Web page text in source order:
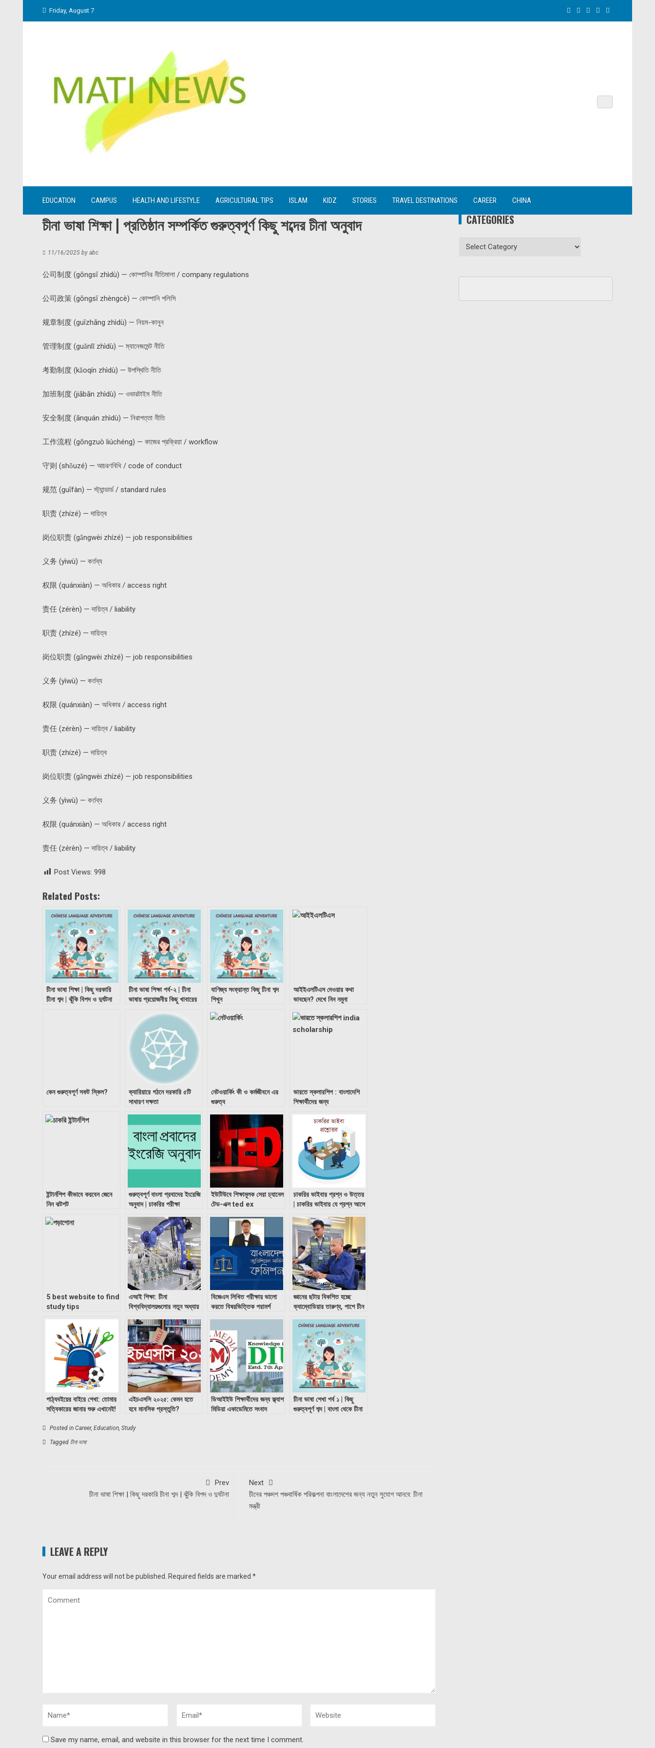
Friday, August 7
EDUCATION CAMPUS HEALTH AND LIFESTYLE AGRICULTURAL TIPS ISLAM KIDZ STORIES TRAVEL DESTINATIONS CAREER CHINA
চীনা ভাষা শিক্ষা | প্রতিষ্ঠান সম্পর্কিত গুরুত্বপূর্ণ কিছু শব্দের চীনা অনুবাদ
11/16/2025 by abc
公司制度 (gōngsī zhìdù) — কোম্পানির নীতিমালা / company regulations
公司政策 (gōngsī zhèngcè) — কোম্পানি পলিসি
规章制度 (guīzhāng zhìdù) — নিয়ম-কানুন
管理制度 (guǎnlǐ zhìdù) — ম্যানেজমেন্ট নীতি
考勤制度 (kǎoqín zhìdù) — উপস্থিতি নীতি
加班制度 (jiābān zhìdù) — ওভারটাইম নীতি
安全制度 (ānquán zhìdù) — নিরাপত্তা নীতি
工作流程 (gōngzuò liúchéng) — কাজের প্রক্রিয়া / workflow
守则 (shǒuzé) — আচরণবিধি / code of conduct
规范 (guīfàn) — স্ট্যান্ডার্ড / standard rules
职责 (zhízé) — দায়িত্ব
岗位职责 (gǎngwèi zhízé) — job responsibilities
义务 (yìwù) — কর্তব্য
权限 (quánxiàn) — অধিকার / access right
责任 (zérèn) — দায়িত্ব / liability
职责 (zhízé) — দায়িত্ব
岗位职责 (gǎngwèi zhízé) — job responsibilities
义务 (yìwù) — কর্তব্য
权限 (quánxiàn) — অধিকার / access right
责任 (zérèn) — দায়িত্ব / liability
职责 (zhízé) — দায়িত্ব
岗位职责 (gǎngwèi zhízé) — job responsibilities
义务 (yìwù) — কর্তব্য
权限 (quánxiàn) — অধিকার / access right
责任 (zérèn) — দায়িত্ব / liability
Post Views: 998
Related Posts:
চীনা ভাষা শিক্ষা | কিছু দরকারি
চীনা শব্দ | ঝুঁকি বিপদ ও দুর্ঘটনা
চীনা ভাষা শিক্ষা পর্ব-২ | চীনা
ভাষায় প্রয়োজনীয় কিছু খাবারের
বাণিজ্য সংক্রান্ত কিছু চীনা শব্দ
শিখুন
আইইএলটিএস দেওয়ার কথা
ভাবছেন? দেখে নিন নমুনা
কেন গুরুত্বপূর্ণ সফট স্কিল?
ক্যারিয়ারে গঠনে দরকারি ৫টি
সাধারণ দক্ষতা
নেটওয়ার্কিং কী ও কর্মজীবনে এর
গুরুত্ব
ভারতে স্কলারশিপ : বাংলাদেশি
শিক্ষার্থীদের জন্য
ইন্টার্নশিপ কীভাবে করবেন জেনে
নিন ঝটপট
গুরুত্বপূর্ণ বাংলা প্রবাদের ইংরেজি
অনুবাদ | চাকরির পরীক্ষা
ইউটিউবে শিক্ষামূলক সেরা চ্যানেল
টেড-এক্স ted ex
চাকরির ভাইবার প্রশ্ন ও উত্তর
| চাকরির ভাইবায় যে প্রশ্ন আসে
5 best website to find
study tips
এআই শিক্ষা: চীনা
বিশ্ববিদ্যালয়গুলোর নতুন অধ্যায়
বিজেএস লিখিত পরীক্ষায় ভালো
করতে বিষয়ভিত্তিক পরামর্শ
জ্ঞানের ছটায় বিকশিত হচ্ছে
ক্যাম্বোডিয়ার তারুণ্য, পাশে চীন
পাঠ্যবইয়ের বাইরে শেখা: তোমার
সত্যিকারের জানার শুরু এখানেই!
এইচএসসি ২০২৫: কেমন হতে
হবে মানসিক প্রস্তুতি?
ডিআইইউ শিক্ষার্থীদের জন্য ফ্ল্যাশ
মিডিয়া একাডেমিতে সংবাদ
চীনা ভাষা শেখা পর্ব ১ | কিছু
গুরুত্বপূর্ণ শব্দ | বাংলা থেকে চীনা
Posted in Career, Education, Study
Tagged চীনা ভাষা
Prev
চীনা ভাষা শিক্ষা | কিছু দরকারি চীনা শব্দ | ঝুঁকি বিপদ ও দুর্ঘটনা
Next
চীনের পঞ্চদশ পঞ্চবার্ষিক পরিকল্পনা বাংলাদেশের জন্য নতুন সুযোগ আনবে: চীনা
মন্ত্রী
LEAVE A REPLY
Your email address will not be published. Required fields are marked *
Save my name, email, and website in this browser for the next time I comment.
CATEGORIES
Categories